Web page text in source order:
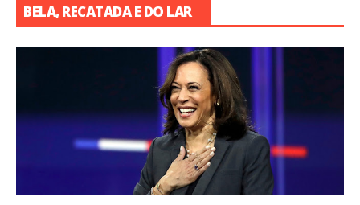
BELA, RECATADA E DO LAR